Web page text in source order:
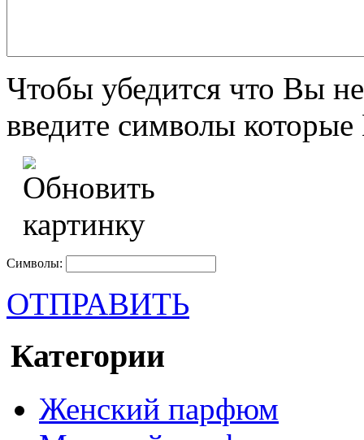
Чтобы убедится что Вы
введите символы
Символы:
ОТПРАВИТЬ
Категории
Женский парфюм